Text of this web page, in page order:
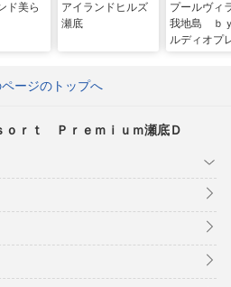
ド美ら
アイランドヒルズ
瀬底
プールヴ
我地島 ｂ
ルディオプ
ページのトップへ
ｏｒｔ Ｐｒｅｍｉｕｍ瀬底Ｄ